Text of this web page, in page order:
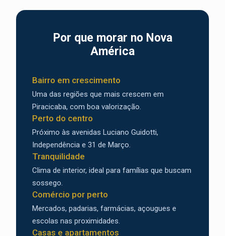
Por que morar no Nova
América
Bairro em crescimento
Uma das regiões que mais crescem em
Piracicaba, com boa valorização.
Perto do centro
Próximo às avenidas Luciano Guidotti,
Independência e 31 de Março.
Tranquilidade
Clima de interior, ideal para famílias que buscam
sossego.
Comércio por perto
Mercados, padarias, farmácias, açougues e
escolas nas proximidades.
Casas e apartamentos